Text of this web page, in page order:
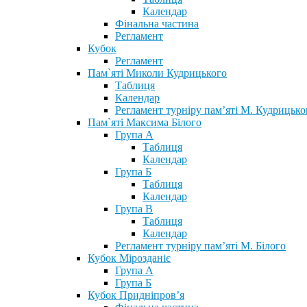
Календар
Фінальна частина
Регламент
Кубок
Регламент
Пам`яті Миколи Кудрицького
Таблиця
Календар
Регламент турніру пам’яті М.
Пам`яті Максима Білого
Група А
Таблиця
Календар
Група Б
Таблиця
Календар
Група В
Таблиця
Календар
Регламент турніру пам’яті М. Білого
Кубок Мірозданіє
Група А
Група Б
Кубок Придніпров’я